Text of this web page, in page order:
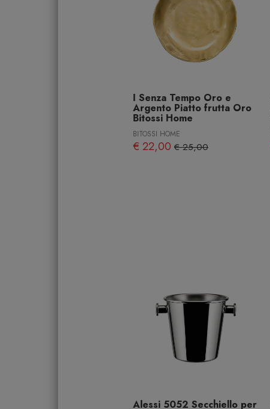
I Senza Tempo Oro e
Argento Piatto frutta Oro
Bitossi Home
BITOSSI HOME
€ 22,00 € 25,00
Alessi 5052 Secchiello per